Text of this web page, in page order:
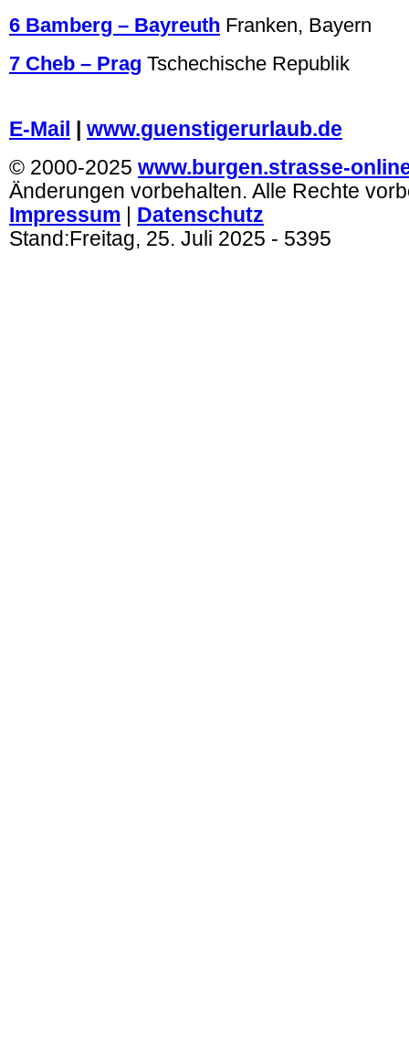
6 Bamberg – Bayreuth Franken, Bayern
7 Cheb – Prag Tschechische Republik
E-Mail
www.guenstigerurlaub.de
© 2000-2025 www.burgen.strasse-
Änderungen vorbehalten. Alle Rechte
Impressum
Datenschutz
Stand:Freitag, 25. Juli 2025 - 5395